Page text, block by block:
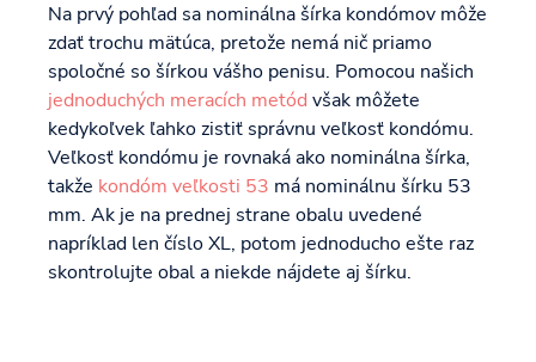
Na prvý pohľad sa nominálna šírka kondómov môže
zdať trochu mätúca, pretože nemá nič priamo
spoločné so šírkou vášho penisu. Pomocou našich
jednoduchých meracích metód však môžete
kedykoľvek ľahko zistiť správnu veľkosť kondómu.
Veľkosť kondómu je rovnaká ako nominálna šírka,
takže kondóm veľkosti 53 má nominálnu šírku 53
mm. Ak je na prednej strane obalu uvedené
napríklad len číslo XL, potom jednoducho ešte raz
skontrolujte obal a niekde nájdete aj šírku.